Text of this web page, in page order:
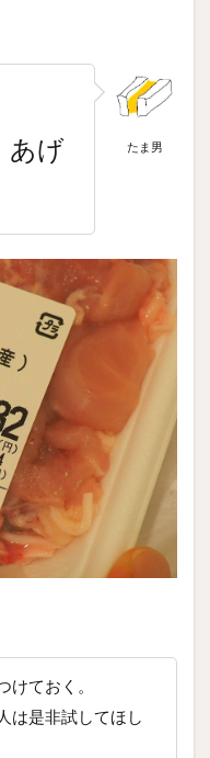
たま男
あげ
けておく。
は是非試してほし